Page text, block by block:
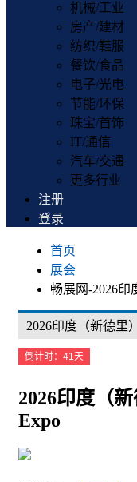
机械/工业
房产/建材
纺织/鞋服
餐饮/食品
电子/光电
节能/环保
珠宝/首饰
IT/通信
汽车/交通
更多行业
注册
登录
首页
展会
畅展网-2026印
2026印度（新德里
倒计时：41天
2026印度（
Expo